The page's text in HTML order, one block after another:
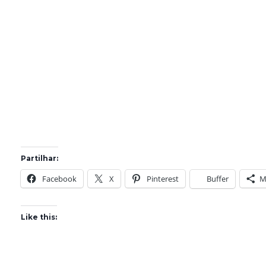
Partilhar:
Facebook X Pinterest Buffer
Like this: